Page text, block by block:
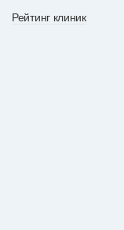
Рейтинг клиник